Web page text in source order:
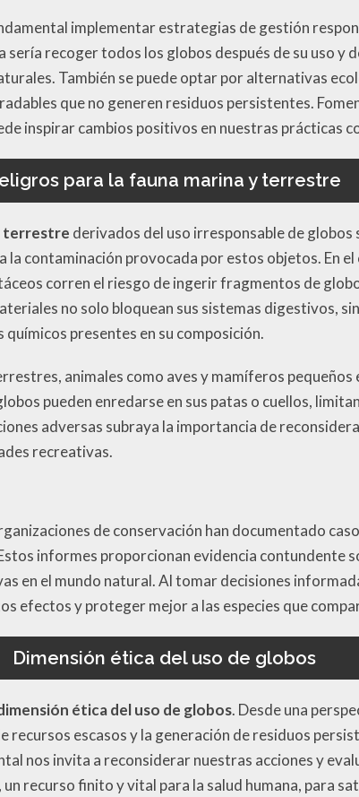
implementar estrategias de gestión
sería recoger todos los globos después de su uso y
También se puede optar por alternativas
que no generen residuos persistentes.
inspirar cambios positivos en nuestras prácticas
para la fauna marina y terrestre
terrestre derivados del uso irresponsable de globos
la contaminación provocada por estos objetos. En el
corren el riesgo de ingerir fragmentos de
no solo bloquean sus sistemas digestivos,
presentes en su composición.
animales como aves y mamíferos
pueden enredarse en sus patas o cuellos,
adversas subraya la importancia de
recreativas.
de conservación han documentado
informes proporcionan evidencia contundente
en el mundo natural. Al tomar decisiones
efectos y proteger mejor a las especies que
Dimensión ética del uso de globos
ética del uso de globos. Desde una
recursos escasos y la generación de residuos
nos invita a reconsiderar nuestras acciones y
un recurso finito y vital para la salud humana, para